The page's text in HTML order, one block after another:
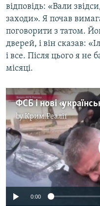
відповідь: «Вали
заходи». Я почав
поговорити з татом.
дверей, і він сказав:
і все. Після цього я не
місяці.
byКрим.Реалії
No media
0:00